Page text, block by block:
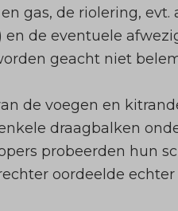
gas, de riolering, evt.
de eventuele
geacht niet
de voegen en
draagbalken
probeerden hun
oordeelde